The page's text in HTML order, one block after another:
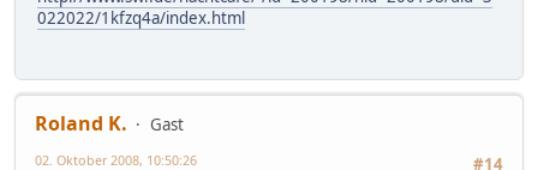
022022/1kfzq4a/index.html
Roland K.
Gast
#14
02. Oktober 2008, 10:50:26